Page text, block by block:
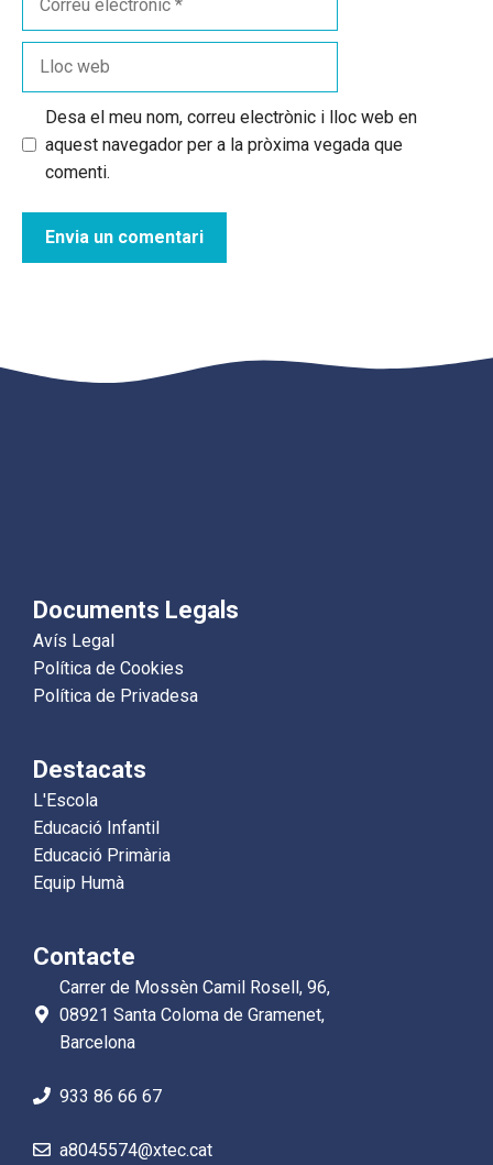
Desa el meu nom, correu electrònic i lloc web en
aquest navegador per a la pròxima vegada que
comenti.
Documents Legals
Avís Legal
Política de Cookies
Política de Privadesa
Destacats
L'Escola
Educació Infantil
Educació Primària
Equip Humà
Contacte
Carrer de Mossèn Camil Rosell, 96,
08921 Santa Coloma de Gramenet,
Barcelona
933 86 66 67
a8045574@xtec.cat